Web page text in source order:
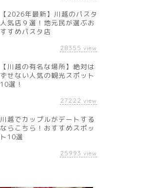
【2026年最新】川越のパスタ
人気店９選！地元民が選ぶお
すすめパスタ店
28355 view
【川越の有名な場所】絶対は
ずせない人気の観光スポット
10選！
27222 view
川越でカップルがデートする
ならこちら！おすすめスポッ
ト10選
25993 view